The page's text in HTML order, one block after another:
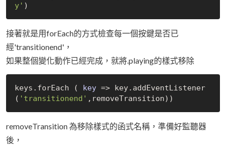
y'
接著就是用forEach的方式檢查每一個按鍵是否已
經'transitionend'，
如果整個變化動作已經完成，就將.playing的樣式移除
keys.forEach ( key => key.addEventListener
( 'transitionend'
removeTransition 為移除樣式的函式名稱，準備好監聽器
後，